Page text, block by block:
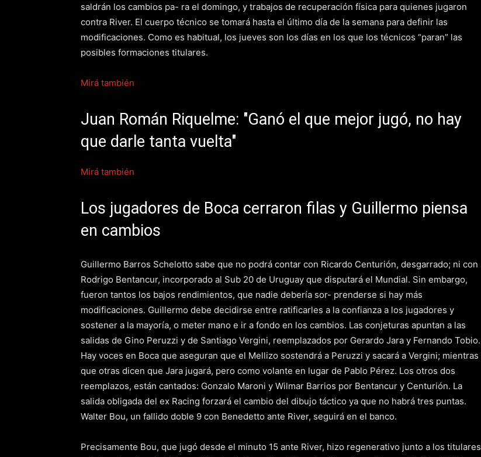
saldrán los cambios pa- ra el domingo, y trabajos de recuperación física para quienes jugaron
contra River. El cuerpo técnico se tomará hasta el último día de la semana para definir las
modificaciones. Como es habitual, los jueves son los días en los que los técnicos “paran” las
posibles formaciones titulares.
Mirá también
Juan Román Riquelme: "Ganó el que mejor jugó, no hay
que darle tanta vuelta"
Mirá también
Los jugadores de Boca cerraron filas y Guillermo piensa
en cambios
Guillermo Barros Schelotto sabe que no podrá contar con Ricardo Centurión, desgarrado; ni con
Rodrigo Bentancur, incorporado al Sub 20 de Uruguay que disputará el Mundial. Sin embargo,
fueron tantos los bajos rendimientos, que nadie debería sor- prenderse si hay más
modificaciones. Guillermo debe decidirse entre ratificarles a la confianza a los jugadores y
sostener a la mayoría, o meter mano e ir a fondo en los cambios. Las conjeturas apuntan a las
salidas de Gino Peruzzi y de Santiago Vergini, reemplazados por Gerardo Jara y Fernando Tobio.
Hay voces en Boca que aseguran que el Mellizo sostendrá a Peruzzi y sacará a Vergini; mientras
que otras dicen que Jara jugará, pero como volante en lugar de Pablo Pérez. Los otros dos
reemplazos, están cantados: Gonzalo Maroni y Wilmar Barrios por Bentancur y Centurión. La
salida obligada del ex Racing forzará el cambio del dibujo táctico ya que no habrá tres puntas.
Walter Bou, un fallido doble 9 con Benedetto ante River, seguirá en el banco.
Precisamente Bou, que jugó desde el minuto 15 ante River, hizo regenerativo junto a los titulares